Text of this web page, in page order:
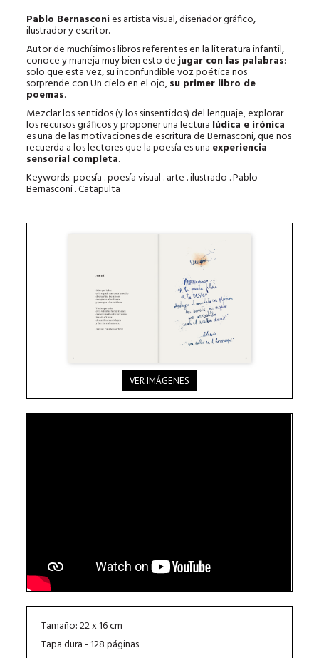
Pablo Bernasconies artista visual, diseñador gráfico,
ilustrador y escritor.
Autor de muchísimos libros referentes en la literatura infantil,
conoce y maneja muy bien esto dejugar con las palabras:
solo que esta vez, su inconfundible voz poética nos
sorprende con Un cielo en el ojo,su primer libro de
poemas.
Mezclar los sentidos (y los sinsentidos) del lenguaje, explorar
los recursos gráficos y proponer una lectura lúdica e irónica
es una de las motivaciones de escritura de Bernasconi, que nos
recuerda a los lectores que la poesía es una experiencia
sensorial completa.
Keywords: poesía . poesía visual . arte . ilustrado . Pablo
Bernasconi . Catapulta
VER IMÁGENES
Tamaño: 22 x 16 cm
Tapa dura - 128 páginas